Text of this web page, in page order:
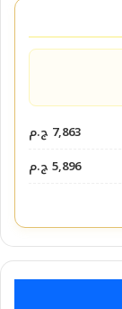
7,863 ج.م
5,896 ج.م